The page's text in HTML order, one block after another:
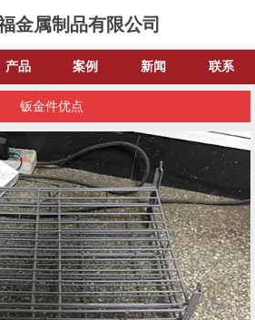
金属制品有限公司
产品 案例 新闻 联系
钣金件优点